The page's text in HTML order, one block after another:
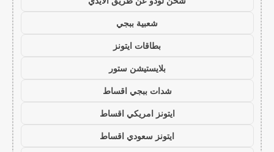
شعبية ببجي
بطاقات ايتونز
بلايستيشن ستور
شدات ببجي اقساط
ايتونز امريكي اقساط
ايتونز سعودي اقساط